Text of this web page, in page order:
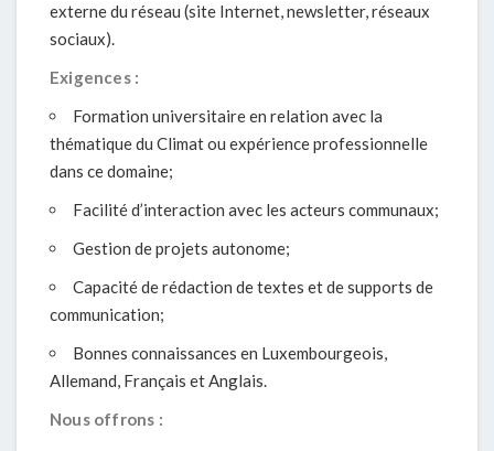
externe du réseau (site Internet, newsletter, réseaux
sociaux).
Exigences :
Formation universitaire en relation avec la
thématique du Climat ou expérience professionnelle
dans ce domaine;
Facilité d’interaction avec les acteurs communaux;
Gestion de projets autonome;
Capacité de rédaction de textes et de supports de
communication;
Bonnes connaissances en Luxembourgeois,
Allemand, Français et Anglais.
Nous offrons :